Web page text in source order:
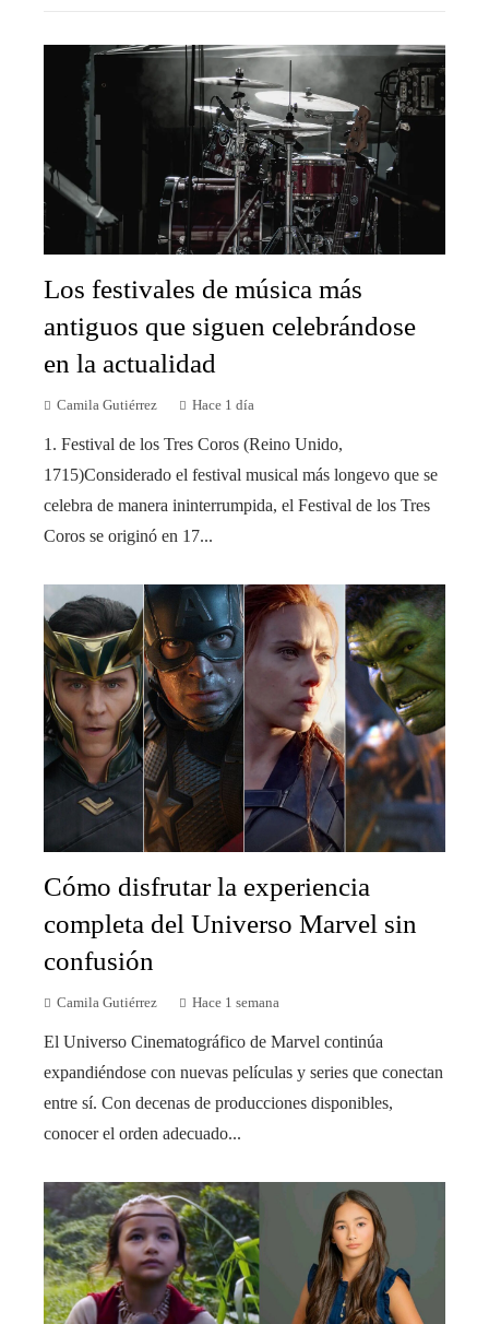
Los festivales de música más
antiguos que siguen celebrándose
en la actualidad
Camila Gutiérrez Hace 1 día
1. Festival de los Tres Coros (Reino Unido,
1715)Considerado el festival musical más longevo que se
celebra de manera ininterrumpida, el Festival de los Tres
Coros se originó en 17...
Cómo disfrutar la experiencia
completa del Universo Marvel sin
confusión
Camila Gutiérrez Hace 1 semana
El Universo Cinematográfico de Marvel continúa
expandiéndose con nuevas películas y series que conectan
entre sí. Con decenas de producciones disponibles,
conocer el orden adecuado...